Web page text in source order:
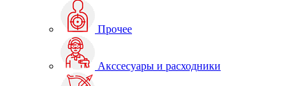
Прочее
Акссесуары и расходники